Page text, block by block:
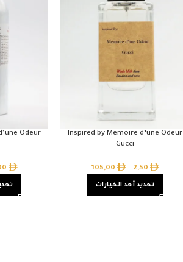
Inspired by Mémoire d’une Odeur
Gucci
2,50
–
105,00
تحديد أحد الخيارات
Odeur